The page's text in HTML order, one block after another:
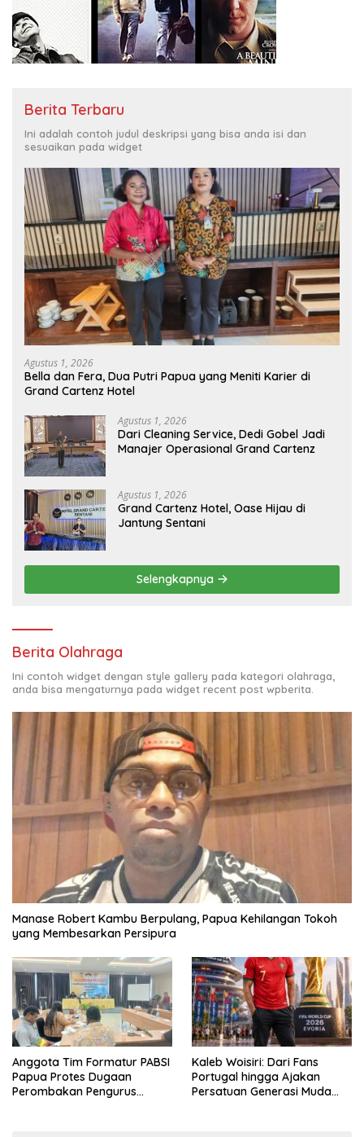
Berita Terbaru
Ini adalah contoh judul deskripsi yang bisa anda isi dan
sesuaikan pada widget
Agustus 1, 2026
Bella dan Fera, Dua Putri Papua yang Meniti Karier di
Grand Cartenz Hotel
Agustus 1, 2026
Dari Cleaning Service, Dedi Gobel Jadi
Manajer Operasional Grand Cartenz
Agustus 1, 2026
Grand Cartenz Hotel, Oase Hijau di
Jantung Sentani
Selengkapnya
Berita Olahraga
Ini contoh widget dengan style gallery pada kategori olahraga,
anda bisa mengaturnya pada widget recent post wpberita.
Manase Robert Kambu Berpulang, Papua Kehilangan Tokoh
yang Membesarkan Persipura
Anggota Tim Formatur PABSI
Papua Protes Dugaan
Perombakan Pengurus
Kaleb Woisiri: Dari Fans
Portugal hingga Ajakan
Persatuan Generasi Muda